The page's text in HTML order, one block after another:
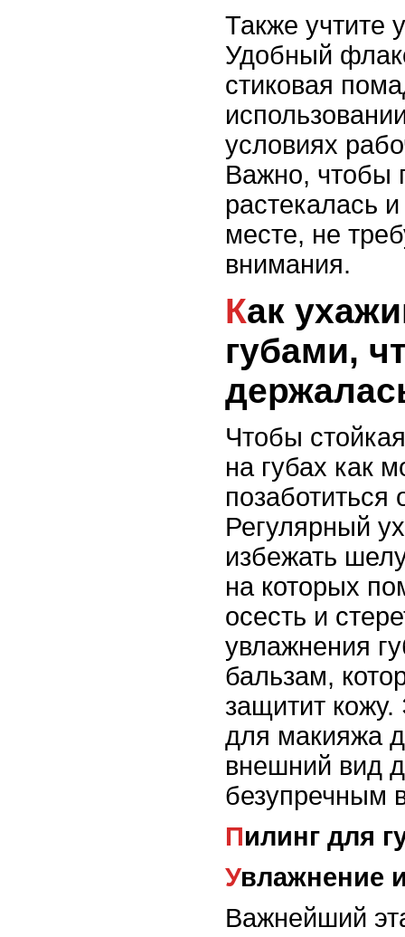
Также учтите
Удобный
стиковая
условиях
Важно, чтобы
растекалась
месте, не
внимания.
Как ухаживать за
губами,
Чтобы
на губах как
позаботиться
Регулярный
избежать
на которых
осесть и
увлажнения
бальзам,
защитит
для макияжа
внешний вид
безупречным
Пилинг для
Увлажнение
Важнейший